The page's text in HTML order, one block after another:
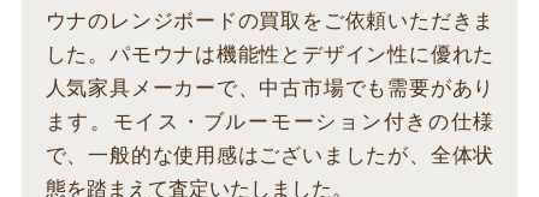
ウナのレンジボードの買取をご依頼いただきま
した。パモウナは機能性とデザイン性に優れた
人気家具メーカーで、中古市場でも需要があり
ます。モイス・ブルーモーション付きの仕様
で、一般的な使用感はございましたが、全体状
態を踏まえて査定いたしました。